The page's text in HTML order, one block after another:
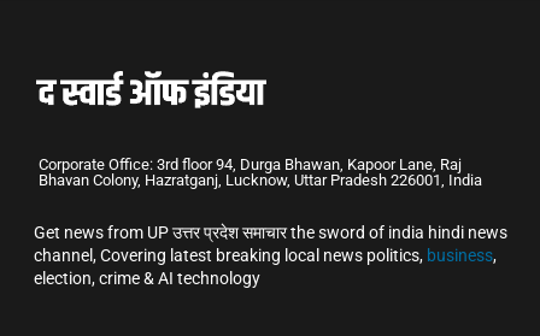
Corporate Office: 3rd floor 94, Durga Bhawan, Kapoor Lane, Raj
Bhavan Colony, Hazratganj, Lucknow, Uttar Pradesh 226001, India
Get news from UP उत्तर प्रदेश समाचार the sword of india hindi news
channel, Covering latest breaking local news politics, business,
election, crime & AI technology